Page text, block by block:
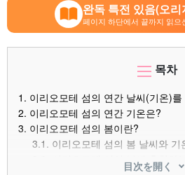
완독 특전 있음(오
페이지 하단에서 끝까지 읽으
목차
1. 이리오모테 섬의 연간 날씨(기온)
2. 이리오모테 섬의 연간 기온은?
3. 이리오모테 섬의 봄이란?
3.1. 이리오모테 섬의 봄 날씨와 기
이리오모테 섬의 봄에 추천하
目次を開く